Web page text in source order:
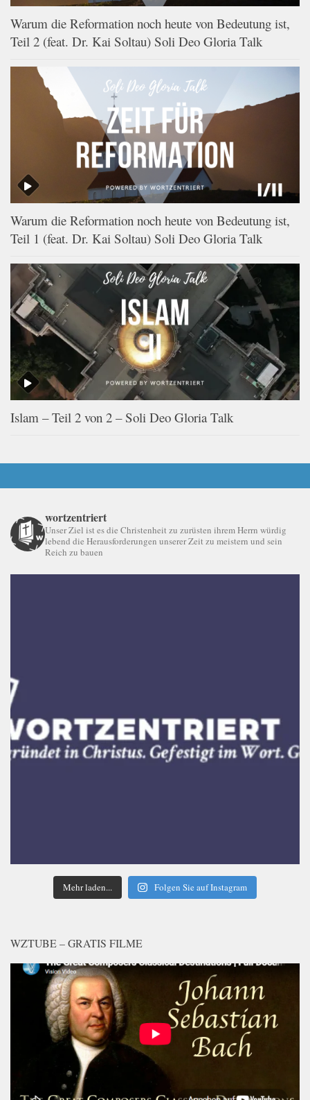
Warum die Reformation noch heute von Bedeutung ist,
Teil 2 (feat. Dr. Kai Soltau) Soli Deo Gloria Talk
Warum die Reformation noch heute von Bedeutung ist,
Teil 1 (feat. Dr. Kai Soltau) Soli Deo Gloria Talk
Islam – Teil 2 von 2 – Soli Deo Gloria Talk
wortzentriert
Unser Ziel ist es die Christenheit zu zurüsten ihrem Herrn würdig
lebend die Herausforderungen unserer Zeit zu meistern und sein
Reich zu bauen
Mehr laden... Folgen Sie auf Instagram
WZTUBE – GRATIS FILME